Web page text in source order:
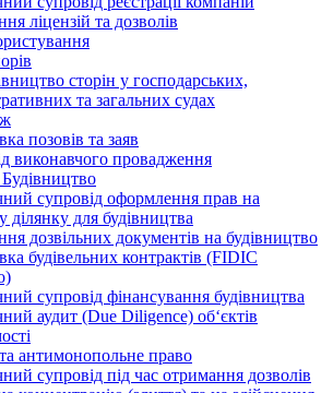
ліцензій та дозволів
сторін у господарських,
та загальних судах
позовів та заяв
виконавчого провадження
супровід оформлення прав на
ділянку для будівництва
дозвільних документів на будівництво
будівельних контрактів (FIDIC
супровід фінансування будівництва
аудит (Due Diligence) об‘єктів
антимонопольне право
супровід під час отримання дозволів